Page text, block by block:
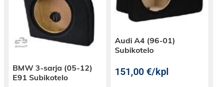
BMW 3-sarja (05-12)
E91 Subikotelo
Audi A4 (96-01)
Subikotelo
151,00€/kpl